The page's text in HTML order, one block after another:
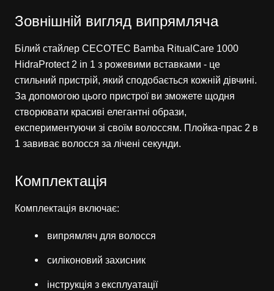
Зовнішній вигляд випрямляча
Білий стайлер CECOTEC Bamba RitualCare 1000
HidraProtect 2 in 1 з рожевими вставками - це
стильний пристрій, який сподобається кожній дівчині.
За допомогою цього пристрої ви зможете щодня
створювати красиві елегантні образи,
експериментуючи зі своїм волоссям. Плойка-прас 2 в
1 завиває волосся за лічені секунди.
Комплектація
Комплектація включає:
випрямляч для волосся
силіконовий захисник
інструкція з експлуатації